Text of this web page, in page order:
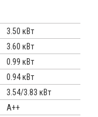
3.50 кВт
3.60 кВт
0.99 кВт
0.94 кВт
3.54/3.83 кВт
A++